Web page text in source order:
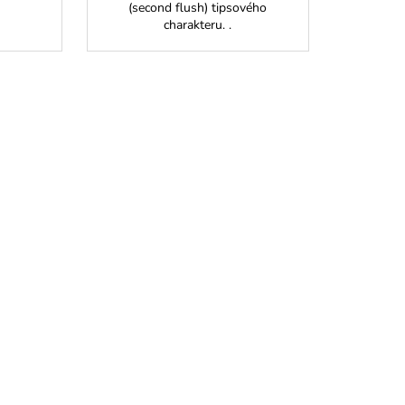
(second flush) tipsového
charakteru. .